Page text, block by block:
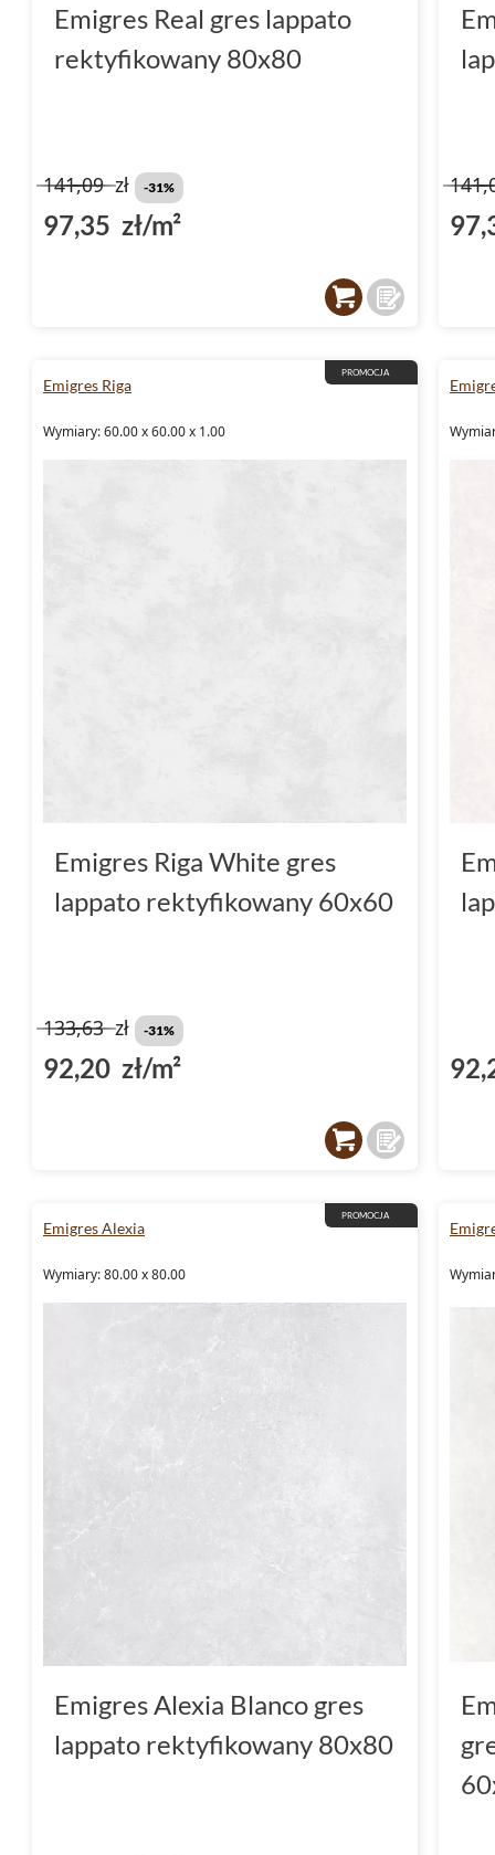
Emigres Real gres lappato
rektyfikowany 80x80
141,09zł -31%
97,35 zł/m²
PROMOCJA
Emigres Riga
Wymiary: 60.00 x 60.00 x 1.00
Emigres Riga White gres
lappato rektyfikowany 60x60
133,63zł -31%
92,20 zł/m²
PROMOCJA
Emigres Alexia
Wymiary: 80.00 x 80.00
Emigres Alexia Blanco gres
lappato rektyfikowany 80x80